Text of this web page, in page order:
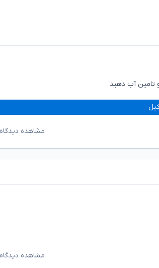
تامین آب دهید
مشاهده
مشاهده